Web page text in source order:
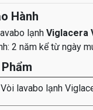
Hành
lạnh Viglacera
2 năm kể từ ngày
Vòi lavabo lạnh